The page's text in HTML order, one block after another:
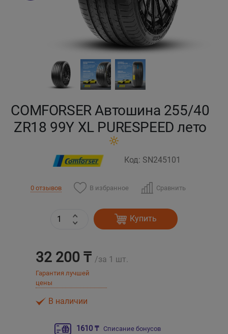
COMFORSER Автошина 255/40
ZR18 99Y XL PURESPEED лето
Код: SN245101
0 отзывов В избранное Сравнить
Купить
32 200 ₸ /за 1 шт.
Гарантия лучшей
цены
В наличии
1610 ₸ Списание бонусов
Кызылорда
Петропавловск
Уральск
Усть-Каменогорск
Шымкент